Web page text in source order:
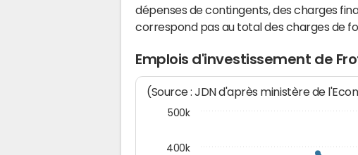
dépenses de contingents, des charges
correspond pas au total des charges de
Emplois d'investissement de
(Source : JDN d'après ministère de
400k
500k